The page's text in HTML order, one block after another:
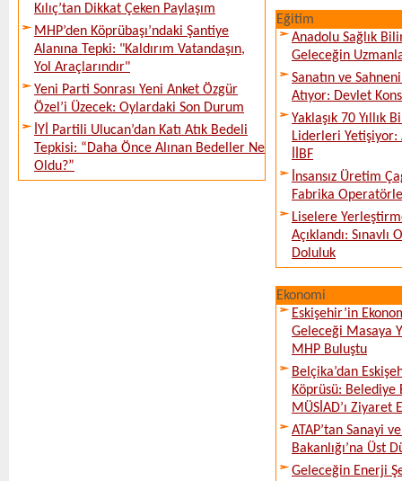
Kılıç’tan Dikkat Çeken Paylaşım
MHP’den Köprübaşı’ndaki Şantiye
Alanına Tepki: "Kaldırım Vatandaşın,
Yol Araçlarındır"
Yeni Parti Sonrası Yeni Anket Özgür
Özel’i Üzecek: Oylardaki Son Durum
İYİ Partili Ulucan’dan Katı Atık Bedeli
Tepkisi: “Daha Önce Alınan Bedeller Ne
Oldu?”
Eğitim
Anadolu Sağlık
Geleceğin
Sanatın ve
Atıyor: Devlet
Yaklaşık 70 Yıllık
Liderleri
İİBF
İnsansız Üretim
Fabrika
Liselere
Açıklandı:
Doluluk
Ekonomi
Eskişehir’in
Geleceği Masaya
MHP Buluştu
Belçika’dan
Köprüsü: Belediye
MÜSİAD’ı Ziyaret
ATAP’tan Sanayi
Bakanlığı’na Üst
Geleceğin Enerji